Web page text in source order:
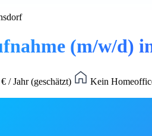
(m/w/d)
/ Jahr (geschätzt)
Kein